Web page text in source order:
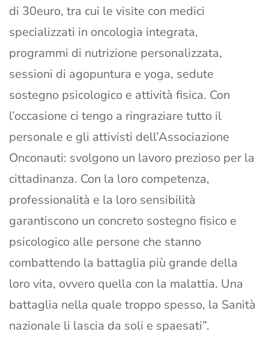
di 30euro, tra cui le visite con medici
specializzati in oncologia integrata,
programmi di nutrizione personalizzata,
sessioni di agopuntura e yoga, sedute
sostegno psicologico e attività fisica. Con
l’occasione ci tengo a ringraziare tutto il
personale e gli attivisti dell’Associazione
Onconauti: svolgono un lavoro prezioso per la
cittadinanza. Con la loro competenza,
professionalità e la loro sensibilità
garantiscono un concreto sostegno fisico e
psicologico alle persone che stanno
combattendo la battaglia più grande della
loro vita, ovvero quella con la malattia. Una
battaglia nella quale troppo spesso, la Sanità
nazionale li lascia da soli e spaesati”.